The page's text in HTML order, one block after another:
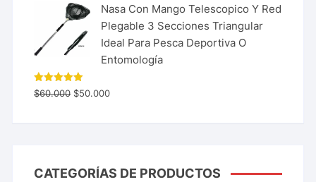
Nasa Con Mango Telescopico Y Red
Plegable 3 Secciones Triangular
Ideal Para Pesca Deportiva O
Entomología
Valorado
con 5.00
$60.000 $50.000
CATEGORÍAS DE PRODUCTOS